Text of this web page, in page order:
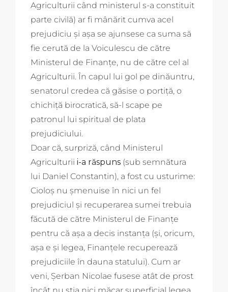
Agriculturii când ministerul s-a constituit
parte civilă) ar fi mânărit cumva acel
prejudiciu și așa se ajunsese ca suma să
fie cerută de la Voiculescu de către
Ministerul de Finanțe, nu de către cel al
Agriculturii. În capul lui gol pe dinăuntru,
senatorul credea că găsise o portiță, o
chichiță birocratică, să-l scape pe
patronul lui spiritual de plata
prejudiciului.
Doar că, surpriză, când Ministerul
Agriculturii i-a răspuns (sub semnătura
lui Daniel Constantin), a fost cu usturime:
Cioloș nu șmenuise în nici un fel
prejudiciul și recuperarea sumei trebuia
făcută de către Ministerul de Finanțe
pentru că așa a decis instanța (și, oricum,
așa e și legea, Finanțele recuperează
prejudiciile în dauna statului). Cum ar
veni, Șerban Nicolae fusese atât de prost